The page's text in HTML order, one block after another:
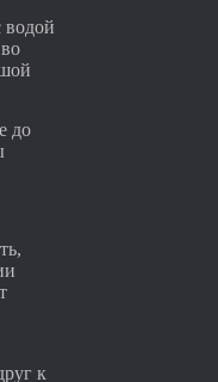
водой
до
к